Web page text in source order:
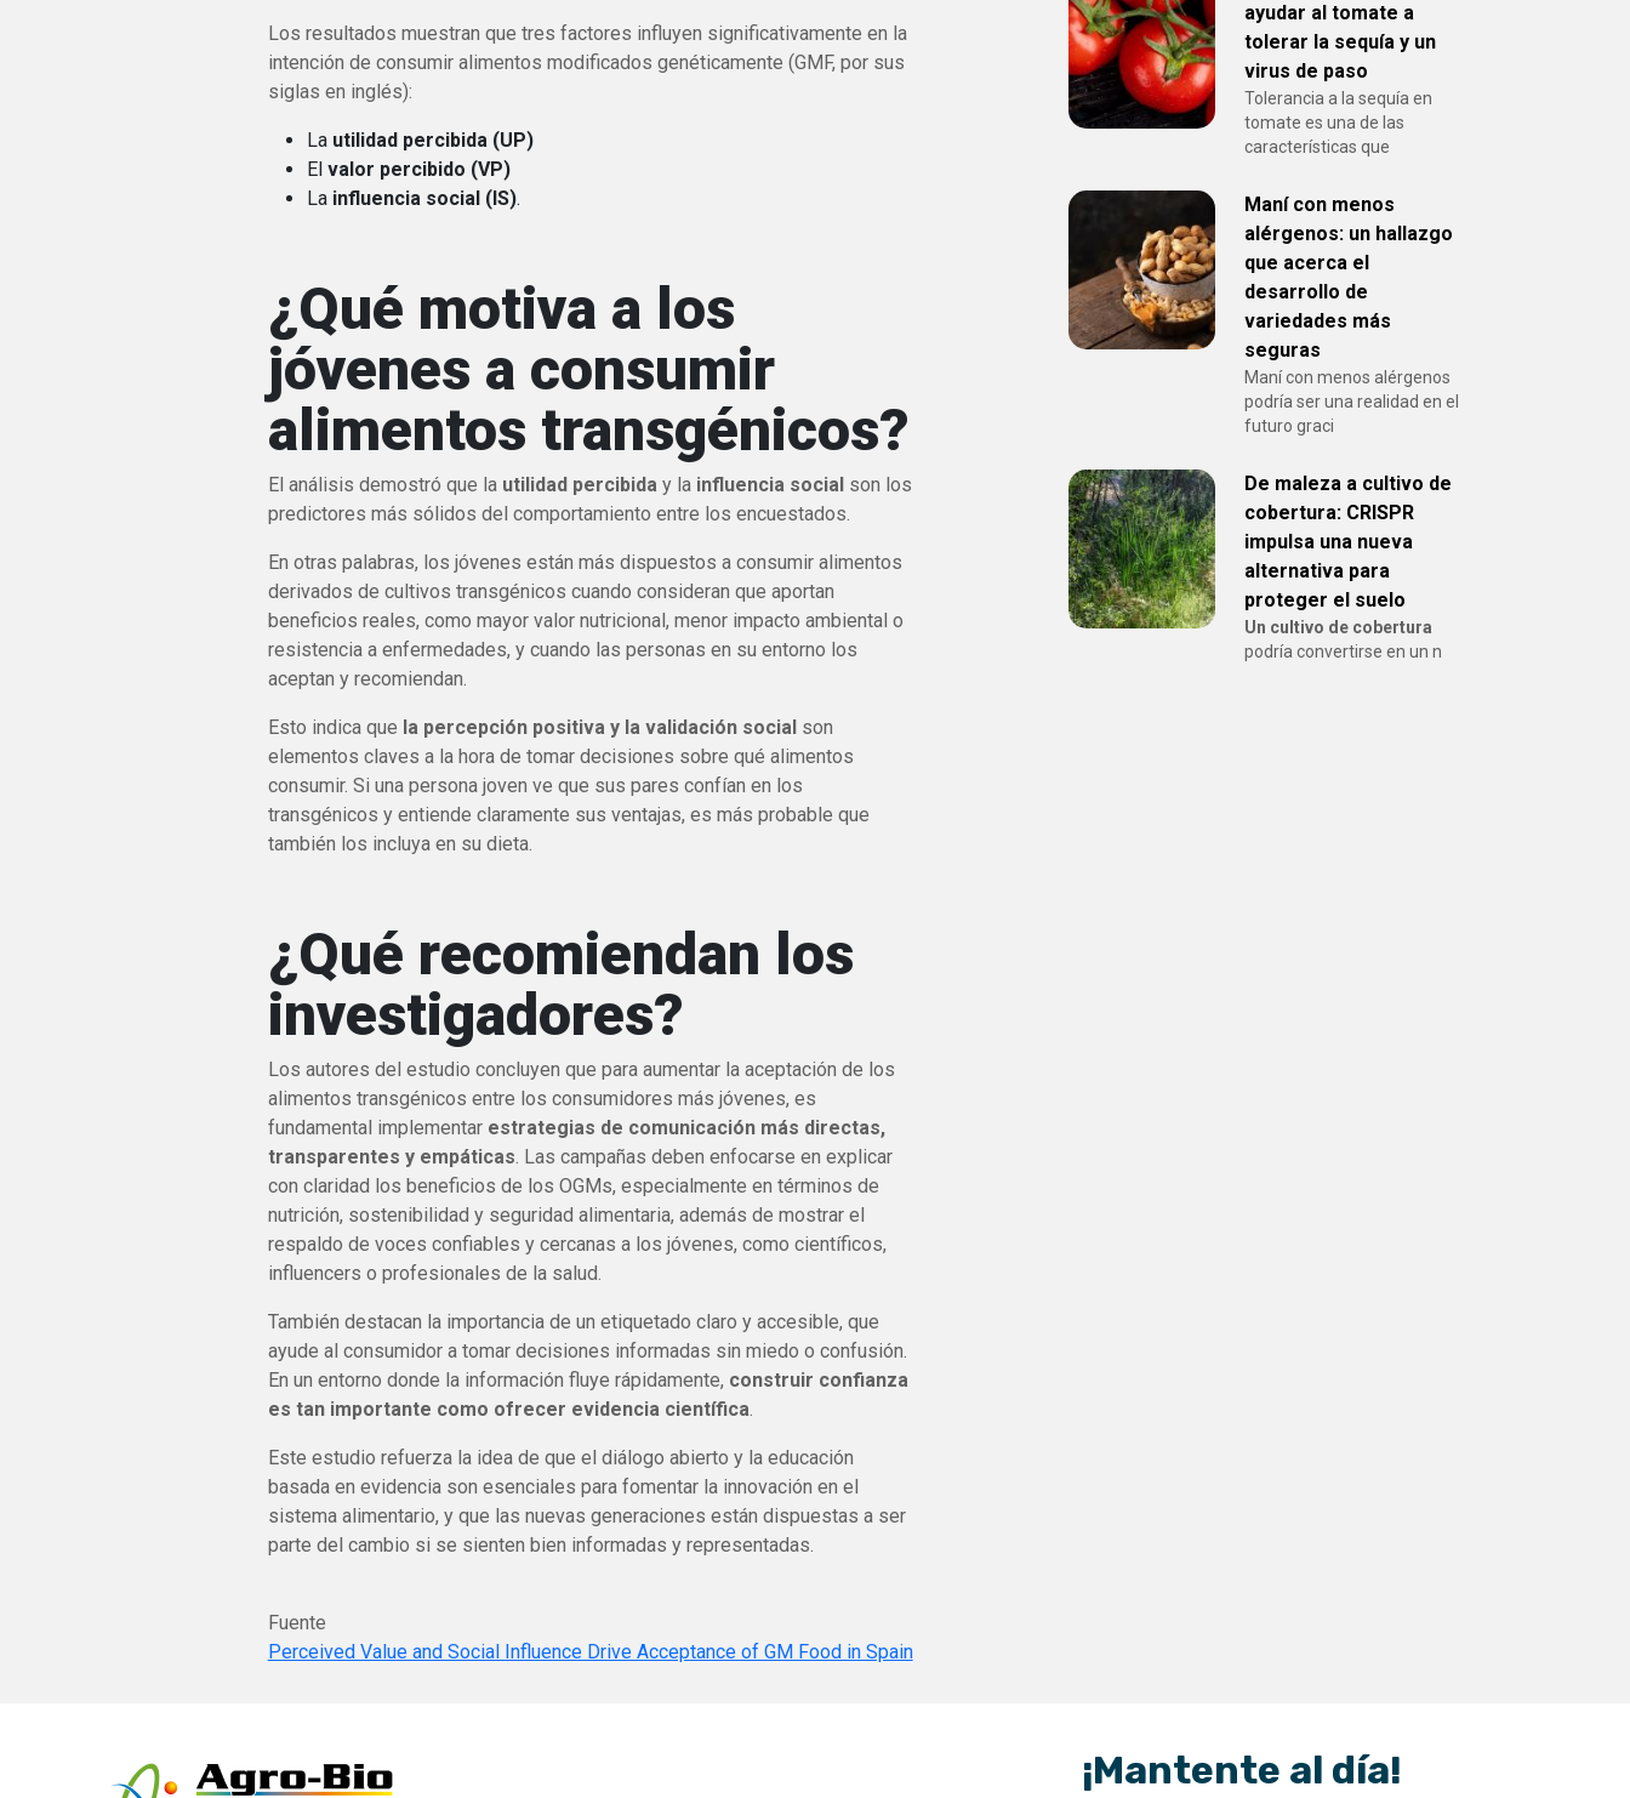
Los resultados muestran que tres factores influyen significativamente en la
intención de consumir alimentos modificados genéticamente (GMF, por sus
siglas en inglés):
La utilidad percibida (UP)
El valor percibido (VP)
La influencia social (IS).
¿Qué motiva a los
jóvenes a consumir
alimentos transgénicos?
El análisis demostró que la utilidad percibiday la influencia socialson los
predictores más sólidos del comportamiento entre los encuestados.
En otras palabras, los jóvenes están más dispuestos a consumir alimentos
derivados de cultivos transgénicos cuando consideran que aportan
beneficios reales, como mayor valor nutricional, menor impacto ambiental o
resistencia a enfermedades, y cuando las personas en su entorno los
aceptan y recomiendan.
Esto indica que la percepción positiva y la validación socialson
elementos claves a la hora de tomar decisiones sobre qué alimentos
consumir. Si una persona joven ve que sus pares confían en los
transgénicos y entiende claramente sus ventajas, es más probable que
también los incluya en su dieta.
¿Qué recomiendan los
investigadores?
Los autores del estudio concluyen que para aumentar la aceptación de los
alimentos transgénicos entre los consumidores más jóvenes, es
fundamental implementar estrategias de comunicación más directas,
transparentes y empáticas. Las campañas deben enfocarse en explicar
con claridad los beneficios de los OGMs, especialmente en términos de
nutrición, sostenibilidad y seguridad alimentaria, además de mostrar el
respaldo de voces confiables y cercanas a los jóvenes, como científicos,
influencers o profesionales de la salud.
También destacan la importancia de un etiquetado claro y accesible, que
ayude al consumidor a tomar decisiones informadas sin miedo o confusión.
En un entorno donde la información fluye rápidamente, construir confianza
es tan importante como ofrecer evidencia científica.
Este estudio refuerza la idea de que el diálogo abierto y la educación
basada en evidencia son esenciales para fomentar la innovación en el
sistema alimentario, y que las nuevas generaciones están dispuestas a ser
parte del cambio si se sienten bien informadas y representadas.
Fuente
Perceived Value and Social Influence Drive Acceptance of GM Food in Spain
ayudar al tomate a
tolerar la sequía y un
virus de paso
Tolerancia a la sequía en
tomate es una de las
características que
Maní con menos
alérgenos: un hallazgo
que acerca el
desarrollo de
variedades más
seguras
Maní con menos alérgenos
podría ser una realidad en el
futuro graci
De maleza a cultivo de
cobertura: CRISPR
impulsa una nueva
alternativa para
proteger el suelo
Un cultivo de cobertura
podría convertirse en un n
¡Mantente al día!